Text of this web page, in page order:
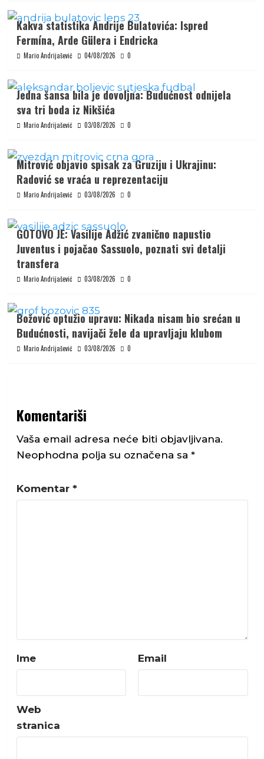
Kakva statistika Andrije Bulatovića: Ispred
Fermína, Arde Gülera i Endricka
Mario Andrijašević 04/08/2026 0
Jedna šansa bila je dovoljna: Budućnost odnijela
sva tri boda iz Nikšića
Mario Andrijašević 03/08/2026 0
Mitrović objavio spisak za Gruziju i Ukrajinu:
Radović se vraća u reprezentaciju
Mario Andrijašević 03/08/2026 0
GOTOVO JE: Vasilije Adžić zvanično napustio
Juventus i pojačao Sassuolo, poznati svi detalji
transfera
Mario Andrijašević 03/08/2026 0
Božović optužio upravu: Nikada nisam bio srećan u
Budućnosti, navijači žele da upravljaju klubom
Mario Andrijašević 03/08/2026 0
Komentariši
Vaša email adresa neće biti objavljivana.
Neophodna polja su označena sa *
Komentar *
Ime Email
Web
stranica